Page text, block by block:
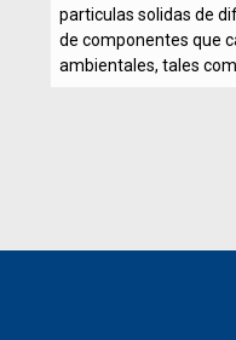
particulas solidas de
de componentes que
ambientales, tales